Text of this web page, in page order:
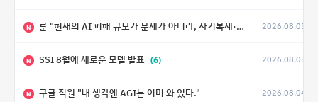
N 룬 "현재의 AI 피해 규모가 문제가 아니라, 자기복제·탈출·확산이 가능한 지능형 시스템의 피해에는 이론적으로 상한이 없다는 것이 문제" 2026.08.05
N SSI 8월에 새로운 모델 발표 (6) 2026.08.05
N 구글 직원 "내 생각엔 AGI는 이미 와 있다." 2026.08.04